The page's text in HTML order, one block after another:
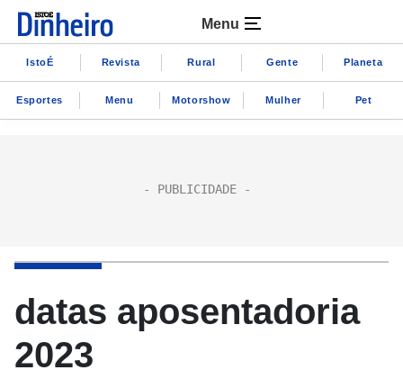
Menu
IstoÉ Revista Rural Gente Planeta
Esportes Menu Motorshow Mulher Pet
datas aposentadoria
2023